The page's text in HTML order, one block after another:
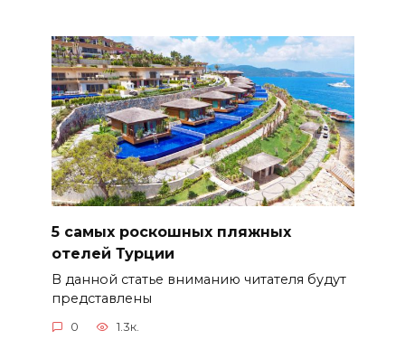
5 самых роскошных пляжных
отелей Турции
В данной статье вниманию читателя будут
представлены
0 1.3к.